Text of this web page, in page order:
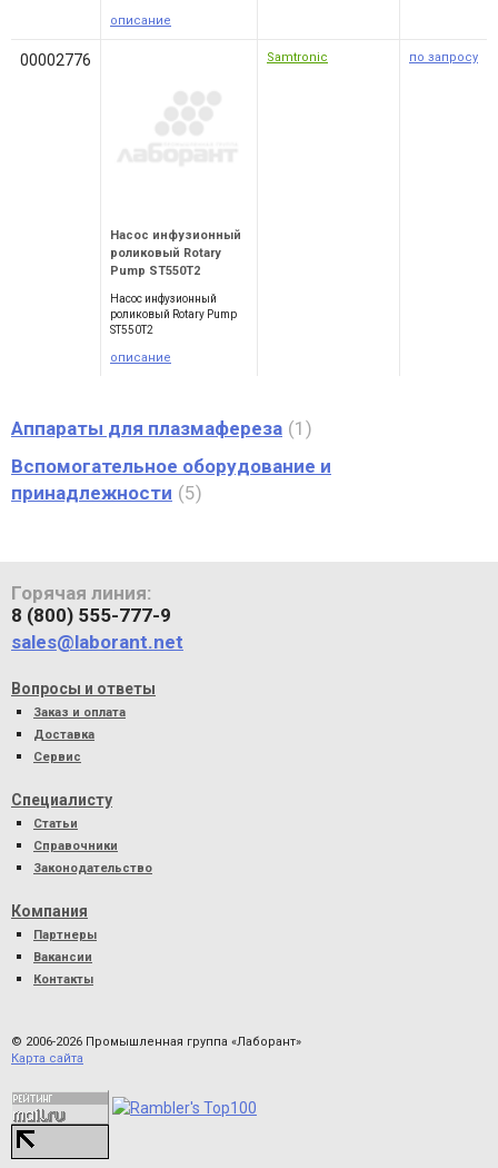
описание
00002776
Насос инфузионный
роликовый Rotary
Pump ST550T2
Насос инфузионный
роликовый Rotary Pump
ST550T2
описание
Samtronic по запросу
Аппараты для плазмафереза 1
Вспомогательное оборудование и
принадлежности
5
Горячая линия:
8 (800) 555-777-9
sales@laborant.net
Вопросы и ответы
Заказ и оплата
Доставка
Сервис
Специалисту
Статьи
Справочники
Законодательство
Компания
Партнеры
Вакансии
Контакты
© 2006-2026 Промышленная группа «Лаборант»
Карта сайта